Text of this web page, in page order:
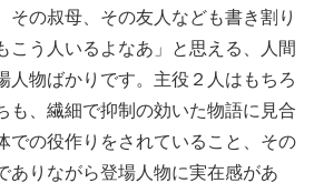
その叔母、その友人なども書き割り
こう人いるよなあ」と思える、人間
人物ばかりです。主役２人はもちろ
も、繊細で抑制の効いた物語に見合
での役作りをされていること、その
ありながら登場人物に実在感があ